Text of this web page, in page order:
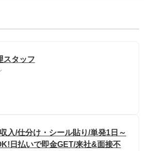
スタッフ
入/仕分け・シール貼り/単発1日～
日払いで即金GET/来社&面接不